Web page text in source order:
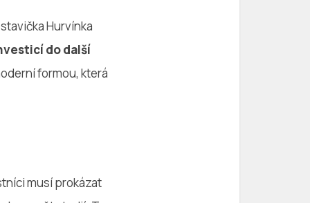
Hurvínka
do další
formou, která
musí prokázat